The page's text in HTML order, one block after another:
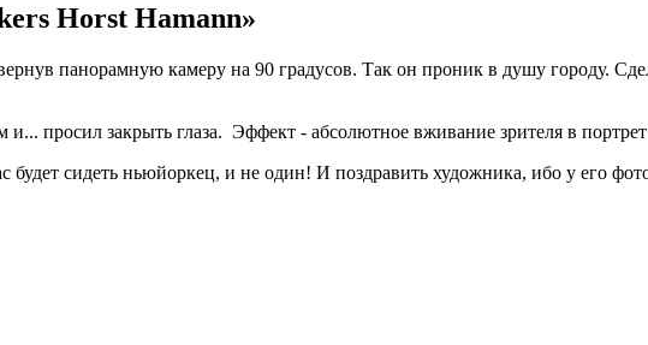
Horst Hamann»
панорамную камеру на 90 градусов. Так он проник в душу городу.
просил закрыть глаза. Эффект - абсолютное вживание зрителя в портрет
будет сидеть ньюйоркец, и не один! И поздравить художника, ибо у его